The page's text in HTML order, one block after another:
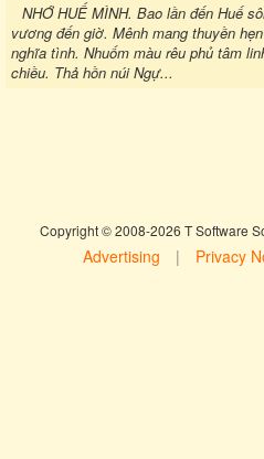
NHỚ HUẾ MÌNH. Bao lần đến Huế
vương đến giờ. Mênh mang thuyền
nghĩa tình. Nhuốm màu rêu phủ tâm
chiều. Thả hồn núi Ngự...
Copyright © 2008-2026 T Software
Advertising | Privacy